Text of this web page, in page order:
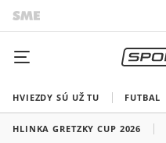
HVIEZDY SÚ UŽ TU FUTBAL
HLINKA GRETZKY CUP 2026